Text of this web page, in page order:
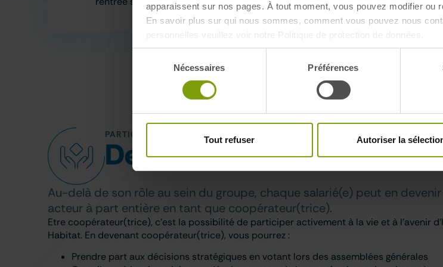
apparaissent sur nos pages. À tout moment, vous pouvez modifier ou
En savoir plus sur qui nous sommes, comment vous pouvez nous
personnelles veuillez voir notre Politique de protection de données.
consentement
Nécessaires Préférences
Tout refuser Autoriser la
PARTICIPER À L'ÉVOLUTION D'IDF HABITAT ET
Devenir
Au-delà de son rôle au sein du groupe, chaque salarié(e) peut en devenir
acteur à part entière en tant que coopérateur(trice).
Etre coopérateur(trice), c’est la possibilité de participer activement à la vie et à l’avenir
Habitat. En devenant coopérateur(trice), vous pourrez :
Prendre part aux décisions stratégiques en votant lors des assemblées générales